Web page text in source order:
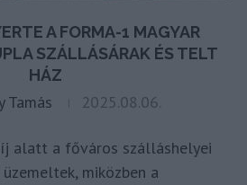
A FORMA-1 MAGYAR
SZÁLLÁSÁRAK ÉS TELT
HÁZ
Tamás 2025.08.06.
alatt a főváros szálláshelyei
miközben a